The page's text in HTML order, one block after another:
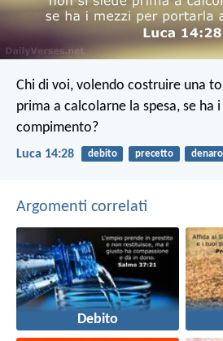
Chi di voi, volendo costruire una
prima a calcolarne la spesa, se ha
compimento?
Luca 14:28 debito precetto denaro
Argomenti correlati
Debito